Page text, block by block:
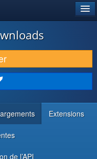
Extensions
de l’API